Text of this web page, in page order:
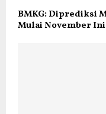
BMKG: Diprediksi
Mulai November Ini